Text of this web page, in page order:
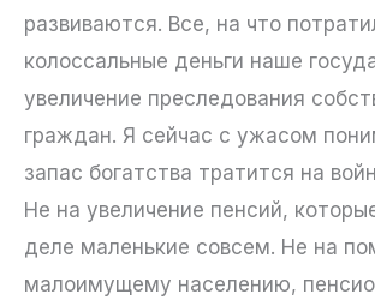
развиваются. Все, на что
колоссальные деньги наше
увеличение преследования
граждан. Я сейчас с ужасом
запас богатства тратится на
Не на увеличение пенсий,
деле маленькие совсем. Не на
малоимущему населению,